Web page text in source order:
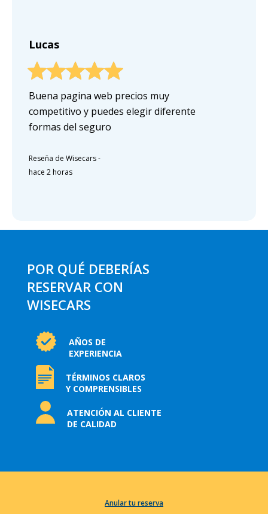
Lucas
Buena pagina web precios muy
competitivo y puedes elegir diferente
formas del seguro
Reseña de Wisecars-
hace 2 horas
POR QUÉ DEBERÍAS
RESERVAR CON
WISECARS
AÑOS DE
EXPERIENCIA
TÉRMINOS CLAROS
Y COMPRENSIBLES
ATENCIÓN AL CLIENTE
DE CALIDAD
Anular tu reserva